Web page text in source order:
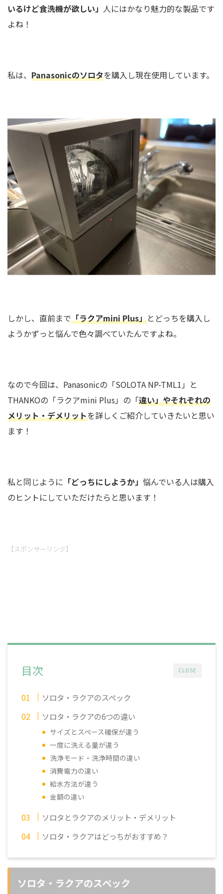
いるけど食洗機が欲しい」 人にはかなり魅力的な製品です
よね！
私は、 Panasonicのソロタを購入し現在使用しています。
しかし、直前まで「ラクアmini Plus」とどっちを購入し
ようかずっと悩んで色々調べていたんですよね。
なので今回は、Panasonicの「SOLOTA NP-TML1」と
THANKOの「ラクアmini Plus」の「違い」やそれぞれの
メリット・デメリットを詳しくご紹介していきたいと思い
ます！
私と同じように 「どっちにしようか」 悩んでいる人は購入
のヒントにしていただけたらと思います！
【スポンサーリンク】
CLOSE
目次
ソロタ・ラクアのスペック
ソロタ・ラクアの6つの違い
サイズとスペース確保が違う
一度に洗える量が違う
洗浄モード・洗浄時間の違い
消費電力の違い
給水方法が違う
金額の違い
ソロタとラクアのメリット・デメリット
ソロタ・ラクアはどっちがおすすめ？
ソロタ・ラクアのスペック